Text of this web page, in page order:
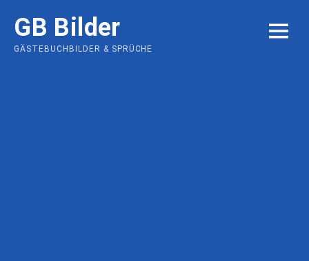
content
GB Bilder
GÄSTEBUCHBILDER & SPRÜCHE
MENU